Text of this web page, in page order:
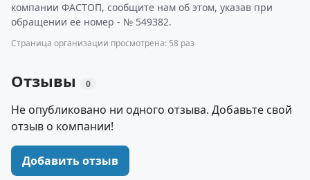
компании ФАСТОП, сообщите нам об этом, указав при
обращении ее номер - № 549382.
Страница организации просмотрена: 58 раз
Отзывы 0
Не опубликовано ни одного отзыва. Добавьте свой
отзыв о компании!
Добавить отзыв